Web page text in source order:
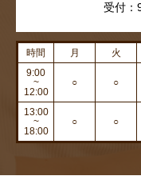
受付：
時間 月 火
9:00
~
12:00
○ ○
13:00
~
18:00
○ ○